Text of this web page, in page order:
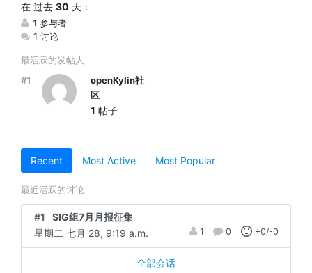
在 过去 30 天：
1 参与者
1 讨论
最活跃的发帖人
#1
openKylin社
区
1 帖子
Recent Most Active Most Popular
最近活跃的讨论
#1
SIG组7月月报征集
星期二 七月 28, 9:19 a.m.
1 0 +0/-0
全部会话